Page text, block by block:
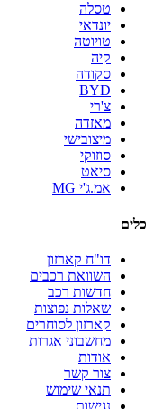
טסלה
יונדאי
טויוטה
קיה
סקודה
BYD
צ'רי
מאזדה
מיצובישי
סוזוקי
סיאט
אמ.ג'י MG
כלים
דו"ח קארזון
השוואת רכבים
חדשות רכב
שאלות נפוצות
קארזון לסוחרים
מחשבוני אגרות
אודות
צור קשר
תנאי שימוש
נגישות